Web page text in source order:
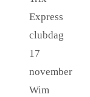
Express
clubdag
17
november
Wim